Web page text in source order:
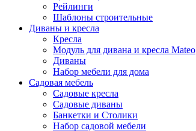
Рейлинги
Шаблоны строительные
Диваны и кресла
Кресла
Модуль для дивана и кресла Mateo
Диваны
Набор мебели для дома
Садовая мебель
Садовые кресла
Садовые диваны
Банкетки и Столики
Набор садовой мебели